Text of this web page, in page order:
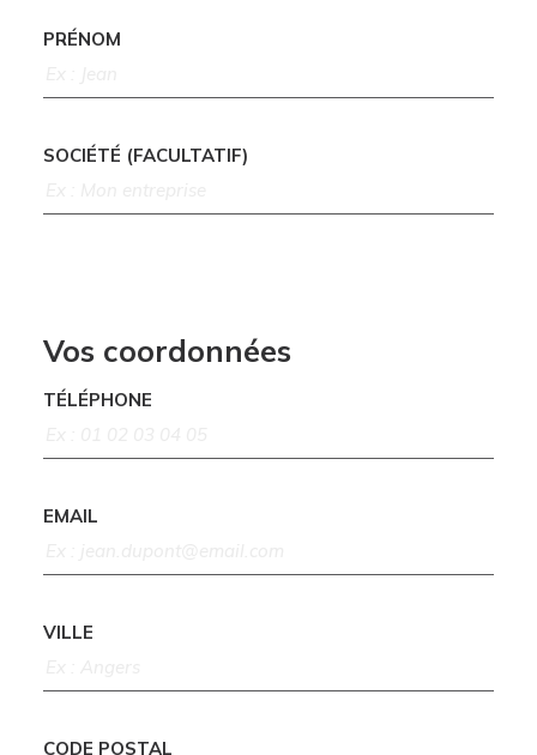
PRÉNOM
SOCIÉTÉ (FACULTATIF)
Vos coordonnées
TÉLÉPHONE
EMAIL
VILLE
CODE POSTAL